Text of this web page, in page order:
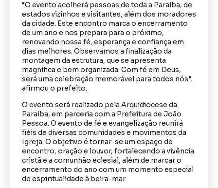
“O evento acolherá pessoas de toda a Paraíba, de
estados vizinhos e visitantes, além dos moradores
da cidade. Este encontro marca o encerramento
de um ano e nos prepara para o próximo,
renovando nossa fé, esperança e confiança em
dias melhores. Observamos a finalização da
montagem da estrutura, que se apresenta
magnífica e bem organizada. Com fé em Deus,
será uma celebração memorável para todos nós”,
afirmou o prefeito.
O evento será realizado pela Arquidiocese da
Paraíba, em parceria com a Prefeitura de João
Pessoa. O evento de fé e evangelização reunirá
fiéis de diversas comunidades e movimentos da
Igreja. O objetivo é tornar-se um espaço de
encontro, oração e louvor, fortalecendo a vivência
cristã e a comunhão eclesial, além de marcar o
encerramento do ano com um momento especial
de espiritualidade à beira-mar.